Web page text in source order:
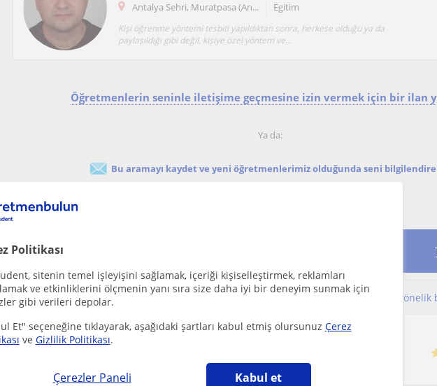
Politikası
sitenin temel işleyişini sağlamak, içeriği kişiselleştirmek, reklamları
ve etkinliklerini ölçmenin yanı sıra size daha iyi bir deneyim sunmak için
gibi verileri depolar.
Et" seçeneğine tıklayarak, aşağıdaki şartları kabul etmiş olursunuz Çerez
ve Gizlilik Politikası.
Çerezler Paneli Kabul et
Antalya Sehri, Muratpasa (An... Egitim
Kişi öğrenme yöntemi tesbiti yapıldıktan sonra, herkese olduğu ya da
paylaşıldığı gibi değil, kişiye özel yöntem ve...
Öğretmenlerin seninle iletişime geçmesine izin vermek için bir ilan
Ya da:
Bu aramayı kaydet ve yeni öğretmenlerimiz olduğunda seni
tutors who give lessons online
Çevrimiçi dersler Egitim
Öğrencilerimin ders çalışma stratejilerini,...